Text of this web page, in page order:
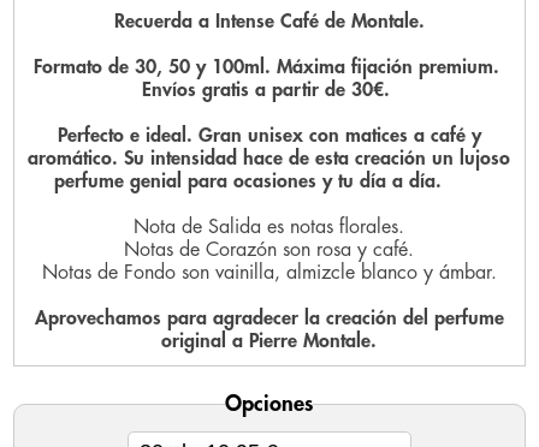
Recuerda a Intense Café de Montale.
Formato de 30, 50 y 100ml. Máxima fijación premium.
Envíos gratis a partir de 30€.
Perfecto e ideal. Gran unisex con matices a café y
aromático. Su intensidad hace de esta creación un lujoso
perfume genial para ocasiones y tu día a día.
Nota de Salida es notas florales.
Notas de Corazón son rosa y café.
Notas de Fondo son vainilla, almizcle blanco y ámbar.
Aprovechamos para agradecer la creación del perfume
original a Pierre Montale.
Opciones